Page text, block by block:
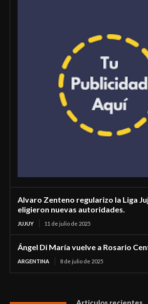
Alvaro Zenteno regularizo la Liga
eligieron nuevas autoridades.
JUJUY 11 de julio de 2025
Ángel Di María vuelve a Rosario
ARGENTINA 8 de julio de 2025